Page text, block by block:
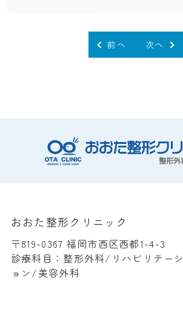
前へ 次へ
おおた整形クリニック
〒819-0367 福岡市西区西都1-4-3
診療科目：整形外科/リハビリテーシ
ョン/美容外科